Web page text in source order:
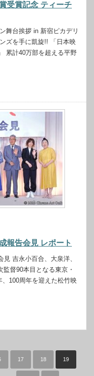
受賞記念 ティーチ
舞台挨拶 in 新宿ピカデリ
ズを手に凱旋!! 「日本映
累計40万部を超える平野
報告会見 レポート
吉永小百合、大泉洋、
督90本目となる東京・
100周年を迎えた松⽵映
17 18 19